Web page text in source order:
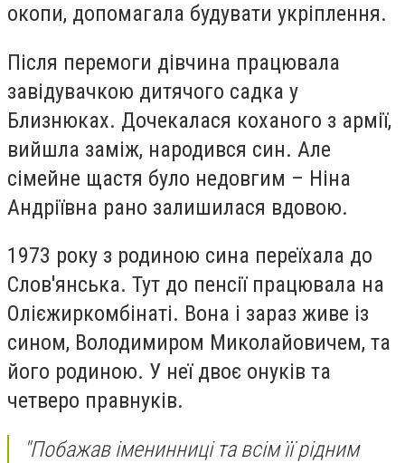
окопи, допомагала будувати укріплення.
Після перемоги дівчина працювала
завідувачкою дитячого садка у
Близнюках. Дочекалася коханого з армії,
вийшла заміж, народився син. Але
сімейне щастя було недовгим – Ніна
Андріївна рано залишилася вдовою.
1973 року з родиною сина переїхала до
Слов'янська. Тут до пенсії працювала на
Олієжиркомбінаті. Вона і зараз живе із
сином, Володимиром Миколайовичем, та
його родиною. У неї двоє онуків та
четверо правнуків.
"Побажав іменинниці та всім її рідним